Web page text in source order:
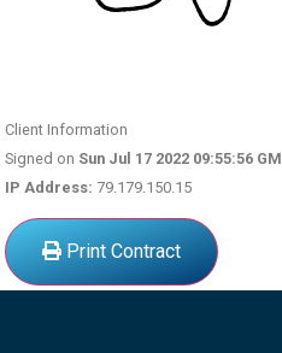
Client Information
Signed on Sun Jul 17 2022 09:55:56
IP Address: 79.179.150.15
Print Contract